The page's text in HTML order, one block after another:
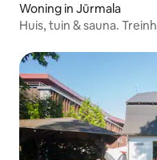
Woning in Jūrmala
Huis, tuin & sauna.